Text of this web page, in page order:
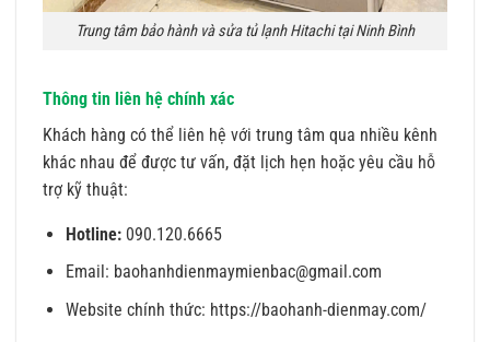
Trung tâm bảo hành và sửa tủ lạnh Hitachi tại Ninh Bình
Thông tin liên hệ chính xác
Khách hàng có thể liên hệ với trung tâm qua nhiều kênh
khác nhau để được tư vấn, đặt lịch hẹn hoặc yêu cầu hỗ
trợ kỹ thuật:
Hotline:090.120.6665
Email: baohanhdienmaymienbac@gmail.com
Website chính thức: https://baohanh-dienmay.com/